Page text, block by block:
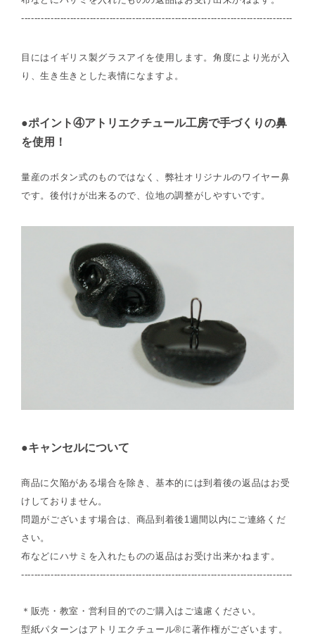
-----------------------------------------------------------------------------------
目にはイギリス製グラスアイを使用します。角度により光が入
り、生き生きとした表情になますよ。
●ポイント④アトリエクチュール工房で手づくりの鼻
を使用！
量産のボタン式のものではなく、弊社オリジナルのワイヤー鼻
です。後付けが出来るので、位地の調整がしやすいです。
●キャンセルについて
商品に欠陥がある場合を除き、基本的には到着後の返品はお受
けしておりません。
問題がございます場合は、商品到着後1週間以内にご連絡くだ
さい。
布などにハサミを入れたものの返品はお受け出来かねます。
-----------------------------------------------------------------------------------
＊販売・教室・営利目的でのご購入はご遠慮ください。
型紙パターンはアトリエクチュール®に著作権がございます。